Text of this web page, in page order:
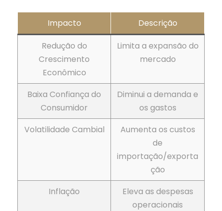
Impacto
Descrição
Redução do
Crescimento
Econômico
Limita a expansão do
mercado
Baixa Confiança do
Consumidor
Diminui a demanda e
os gastos
Volatilidade Cambial
Aumenta os custos
de
importação/exporta
ção
Inflação
Eleva as despesas
operacionais